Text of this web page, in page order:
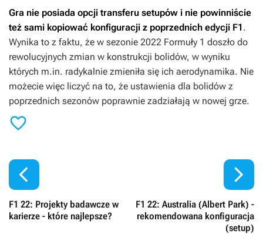
Gra nie posiada opcji transferu setupów i nie powinniście
też sami kopiować konfiguracji z poprzednich edycji F1 .
Wynika to z faktu, że w sezonie 2022 Formuły 1 doszło do
rewolucyjnych zmian w konstrukcji bolidów, w wyniku
których m.in. radykalnie zmieniła się ich aerodynamika. Nie
możecie więc liczyć na to, że ustawienia dla bolidów z
poprzednich sezonów poprawnie zadziałają w nowej grze.


F1 22: Projekty badawcze w
karierze - które najlepsze?
F1 22: Australia (Albert Park) -
rekomendowana konfiguracja
(setup)
